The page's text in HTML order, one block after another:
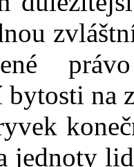
na
jednoty